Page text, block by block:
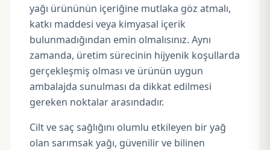
yağı ürününün içeriğine mutlaka göz atmalı,
katkı maddesi veya kimyasal içerik
bulunmadığından emin olmalısınız. Aynı
zamanda, üretim sürecinin hijyenik koşullarda
gerçekleşmiş olması ve ürünün uygun
ambalajda sunulması da dikkat edilmesi
gereken noktalar arasındadır.
Cilt ve saç sağlığını olumlu etkileyen bir yağ
olan sarımsak yağı, güvenilir ve bilinen